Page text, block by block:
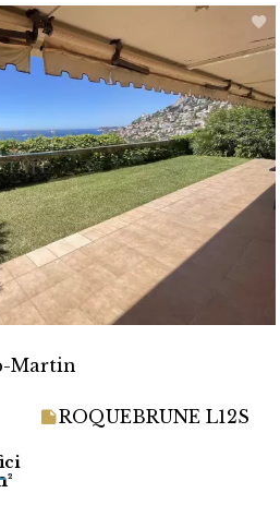
Martin
ROQUEBRUNE L12S